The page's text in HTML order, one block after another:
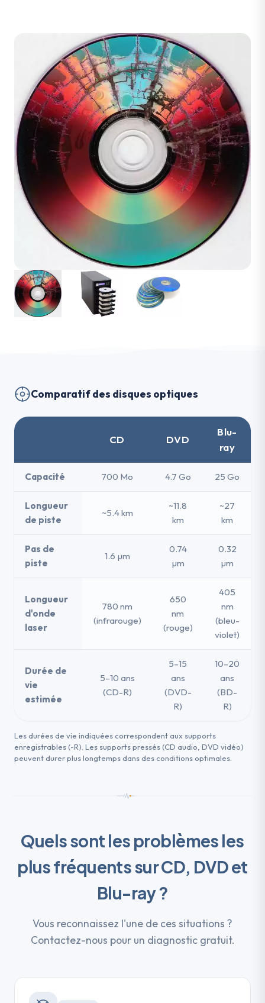
Comparatif des disques optiques
CD DVD
Blu-
ray
Capacité 700 Mo 4.7 Go 25 Go
Longueur
de piste
~5.4 km
~11.8
km
~27
km
Pas de
piste
1.6 µm
0.74
µm
0.32
µm
Longueur
d'onde
laser
780 nm
(infrarouge)
650
nm
(rouge)
405
nm
(bleu-
violet)
Durée de
vie
estimée
5–10 ans
(CD-R)
5–15
ans
(DVD-
R)
10–20
ans
(BD-
R)
Les durées de vie indiquées correspondent aux supports
enregistrables (-R). Les supports pressés (CD audio, DVD vidéo)
peuvent durer plus longtemps dans des conditions optimales.
Quels sont les problèmes les
plus fréquents sur CD, DVD et
Blu-ray ?
Vous reconnaissez l'une de ces situations ?
Contactez-nous pour un diagnostic gratuit.